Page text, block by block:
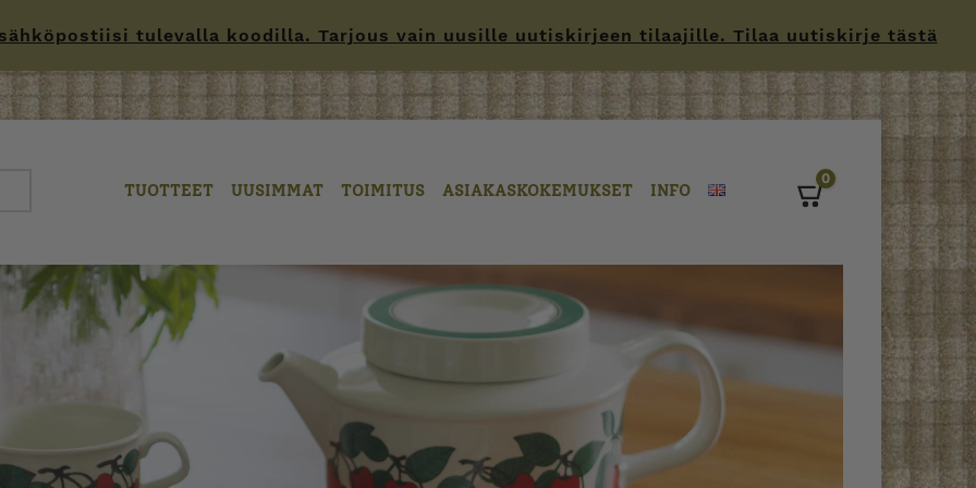
tulevalla koodilla. Tarjous vain uusille uutiskirjeen tilaajille. Tilaa uutiskirje tästä
TUOTTEET UUSIMMAT TOIMITUS ASIAKASKOKEMUKSET INFO
0